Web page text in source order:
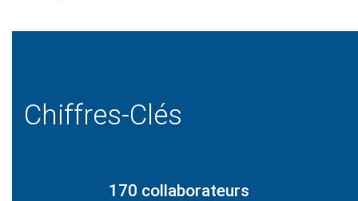
Chiffres-Clés
170 collaborateurs